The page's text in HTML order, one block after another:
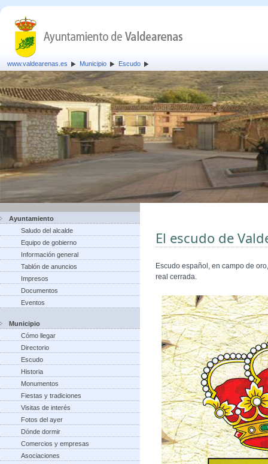
www.valdearenas.es Municipio Escudo
Ayuntamiento
Saludo del alcalde
Equipo de gobierno
Información general
Tablón de anuncios
Impresos
Documentos
Eventos
Municipio
Cómo llegar
Directorio
Escudo
Historia
Monumentos
Fiestas y tradiciones
Visitas de interés
Fotos del ayer
Dónde dormir
Comercios y empresas
Asociaciones
El escudo de
Escudo español, en campo de
real cerrada.